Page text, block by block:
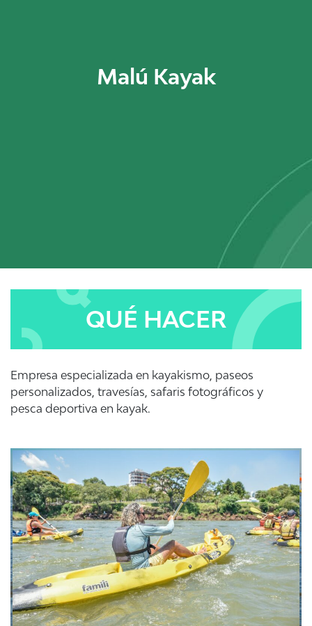
Malú Kayak
QUÉ HACER
Empresa especializada en kayakismo, paseos
personalizados, travesías, safaris fotográficos y
pesca deportiva en kayak.